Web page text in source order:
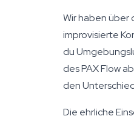
Wir haben über
improvisierte
du
des PAX Flow
den
Die ehrliche